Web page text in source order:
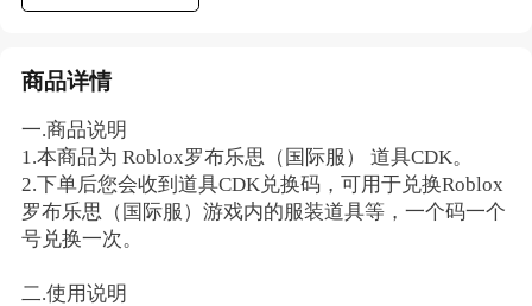
商品详情
一.商品说明
1.本商品为 Roblox罗布乐思（国际服） 道具CDK。
2.下单后您会收到道具CDK兑换码，可用于兑换Roblox
罗布乐思（国际服）游戏内的服装道具等，一个码一个
号兑换一次。
二.使用说明